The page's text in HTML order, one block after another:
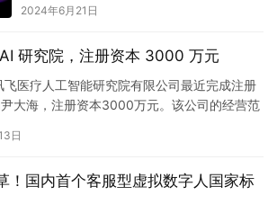
2024年6月21日
研究院，注册资本 3000 万元
医疗人工智能研究院有限公司最近完成注册
大海，注册资本3000万元。该公司的经营范
日
！国内首个客服型虚拟数字人国家标